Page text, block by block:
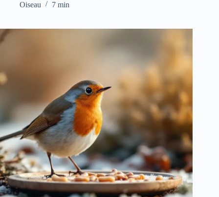
Oiseau
7 min